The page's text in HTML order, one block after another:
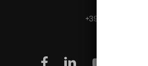
+39 0499624665
facebook
linkedinyoutube